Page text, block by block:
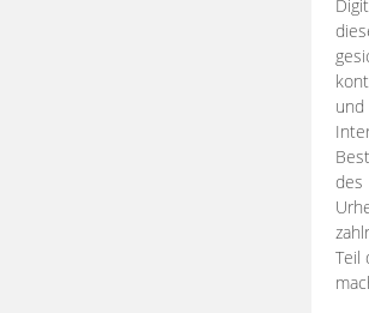
des
Teil